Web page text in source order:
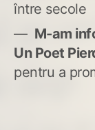
între secole
M-am
Un Poet
pentru a